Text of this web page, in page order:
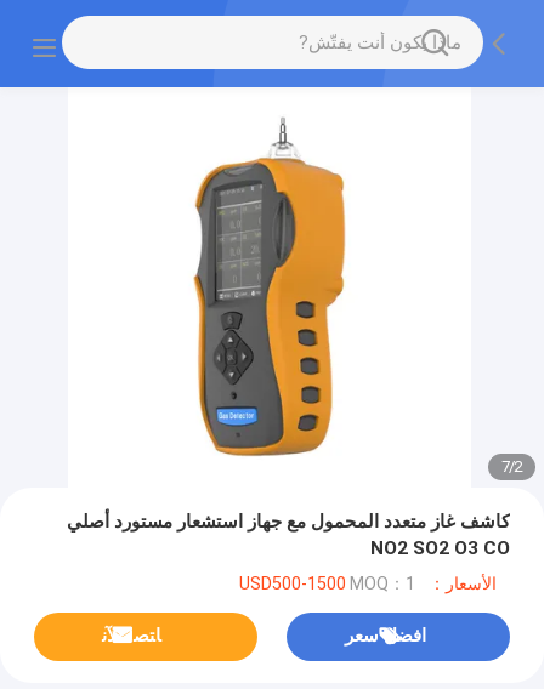
2
/
7
كاشف غاز متعدد المحمول مع جهاز استشعار مستورد أصلي
NO2 SO2 O3 CO
الأسعار：USD500-1500 MOQ：1
افضل سعر ﺎﺘﺼﻟ ﺍﻶﻧ